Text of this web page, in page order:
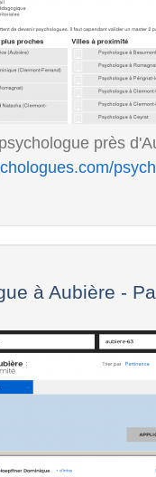
près
à Aubière -